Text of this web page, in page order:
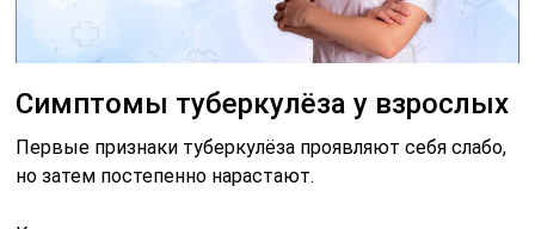
Симптомы туберкулёза у взрослых
Первые признаки туберкулёза проявляют себя слабо,
но затем постепенно нарастают.